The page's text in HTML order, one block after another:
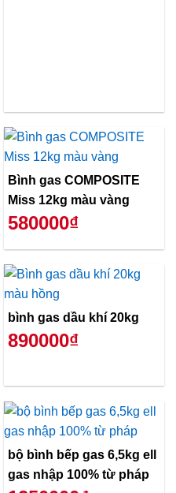
Bình gas COMPOSITE
Miss 12kg màu vàng
580000₫
bình gas dầu khí 20kg
890000₫
bộ bình bếp gas 6,5kg ell
gas nhập 100% từ pháp